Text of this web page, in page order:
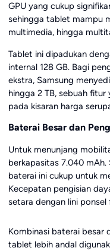
GPU yang cukup
sehingga tablet mampu
multimedia, hingga
Tablet ini dipadukan
internal 128 GB. Bagi
ekstra, Samsung
hingga 2 TB, sebuah
pada kisaran harga
Baterai Besar dan
Untuk menunjang
berkapasitas 7.040
baterai ini cukup untuk
Kecepatan pengisian
setara dengan lini
Kombinasi baterai besar
tablet lebih andal